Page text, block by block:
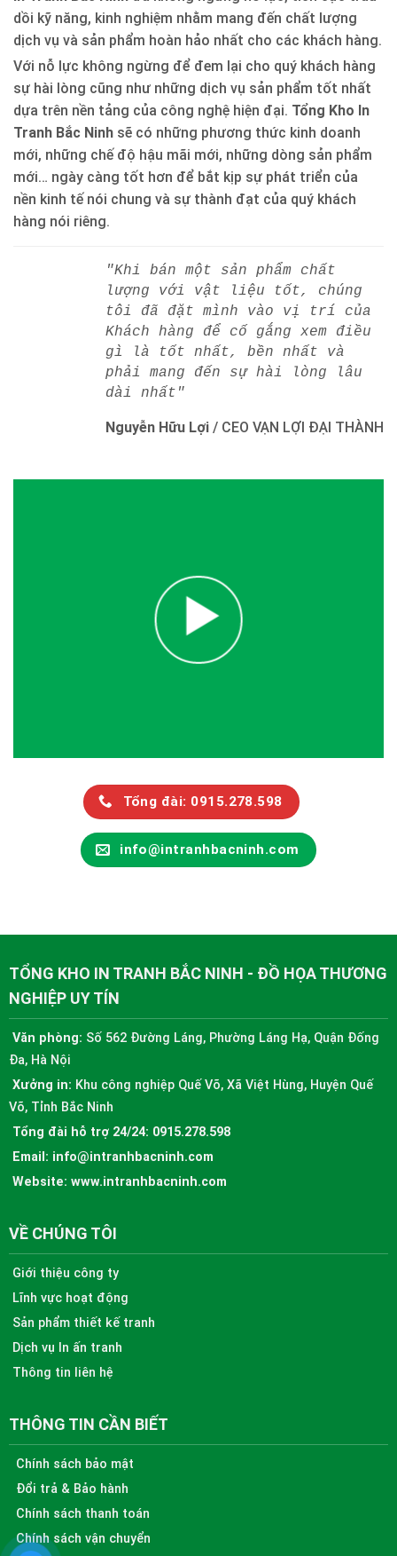
dồi kỹ năng, kinh nghiệm nhằm mang đến chất lượng
dịch vụ và sản phẩm hoàn hảo nhất cho các khách hàng.
Với nỗ lực không ngừng để đem lại cho quý khách hàng
sự hài lòng cũng như những dịch vụ sản phẩm tốt nhất
dựa trên nền tảng của công nghệ hiện đại. Tổng Kho In
Tranh Bắc Ninh sẽ có những phương thức kinh doanh
mới, những chế độ hậu mãi mới, những dòng sản phẩm
mới… ngày càng tốt hơn để bắt kịp sự phát triển của
nền kinh tế nói chung và sự thành đạt của quý khách
hàng nói riêng.
"Khi bán một sản phẩm chất
lượng với vật liệu tốt, chúng
tôi đã đặt mình vào vị trí của
Khách hàng để cố gắng xem điều
gì là tốt nhất, bền nhất và
phải mang đến sự hài lòng lâu
dài nhất"
Nguyễn Hữu Lợi / CEO VẠN LỢI ĐẠI THÀNH
Tổng đài: 0915.278.598
info@intranhbacninh.com
TỔNG KHO IN TRANH BẮC NINH - ĐỒ HỌA THƯƠNG
NGHIỆP UY TÍN
Văn phòng: Số 562 Đường Láng, Phường Láng Hạ, Quận Đống
Đa, Hà Nội
Xưởng in: Khu công nghiệp Quế Võ, Xã Việt Hùng, Huyện Quế
Võ, Tỉnh Bắc Ninh
Tổng đài hỗ trợ 24/24: 0915.278.598
Email: info@intranhbacninh.com
Website: www.intranhbacninh.com
VỀ CHÚNG TÔI
Giới thiệu công ty
Lĩnh vực hoạt động
Sản phẩm thiết kế tranh
Dịch vụ In ấn tranh
Thông tin liên hệ
THÔNG TIN CẦN BIẾT
Chính sách bảo mật
Đổi trả & Bảo hành
Chính sách thanh toán
Chính sách vận chuyển